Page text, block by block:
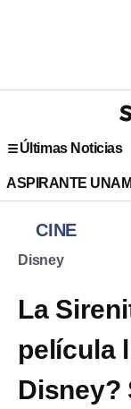
Últimas Noticias
ASPIRANTE
CINE
Disney
La
película
Disney?